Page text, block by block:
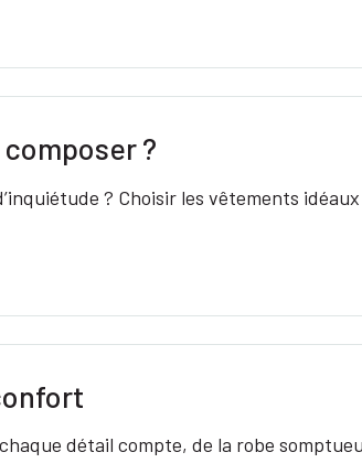
?
? Choisir les vêtements
détail compte, de la robe